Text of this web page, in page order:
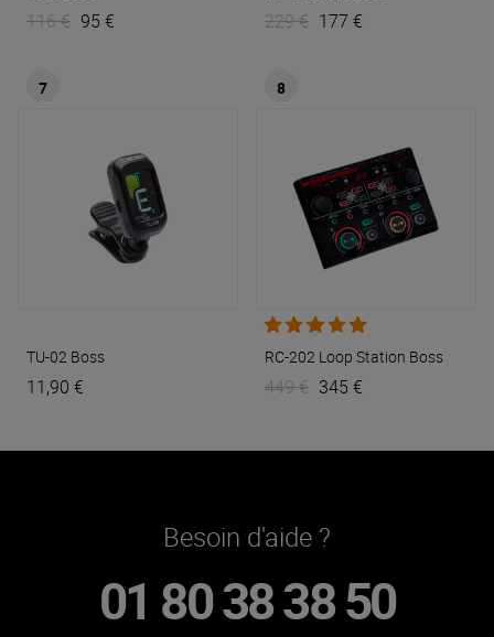
116 € 95 € 229 € 177 €
7
TU-02 Boss
11,90 €
8
RC-202 Loop Station Boss
449 € 345 €
Besoin d'aide ?
01 80 38 38 50